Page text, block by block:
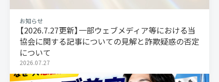
お知らせ
【2026.7.27更新】一部ウェブメディア等における当
協会に関する記事についての見解と詐欺疑惑の否定
について
2026.07.27